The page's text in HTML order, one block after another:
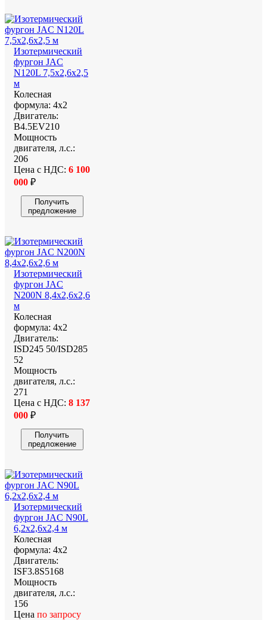
Изотермический
фургон JAC
N120L 7,5х2,6х2,5
м
Колесная
формула: 4х2
Двигатель:
B4.5EV210
Мощность
двигателя, л.с.:
206
Цена с НДС: 6 100
000 ₽
Получить
предложение
Изотермический
фургон JAC
N200N 8,4х2,6х2,6
м
Колесная
формула: 4х2
Двигатель:
ISD245 50/ISD285
52
Мощность
двигателя, л.с.:
271
Цена с НДС: 8 137
000 ₽
Получить
предложение
Изотермический
фургон JAC N90L
6,2х2,6х2,4 м
Колесная
формула: 4х2
Двигатель:
ISF3.8S5168
Мощность
двигателя, л.с.:
156
Цена по запросу